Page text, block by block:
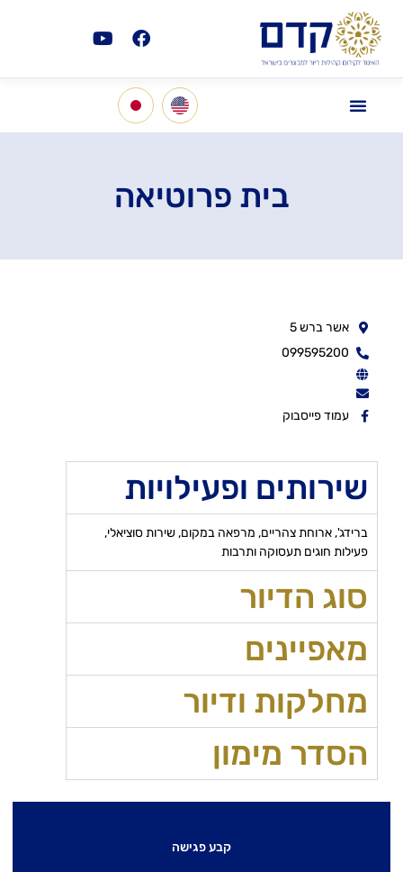
בית פרוטיאה
אשר ברש 5
099595200
עמוד פייסבוק
שירותים ופעילויות
ברידג', ארוחת צהריים, מרפאה במקום, שירות סוציאלי,
פעילות חוגים תעסוקה ותרבות
סוג הדיור
מאפיינים
מחלקות ודיור
הסדר מימון
קבע פגישה